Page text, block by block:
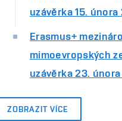
uzávěrka 15. února
Erasmus+
mimoevropských
uzávěrka 23.
ZOBRAZIT VÍCE